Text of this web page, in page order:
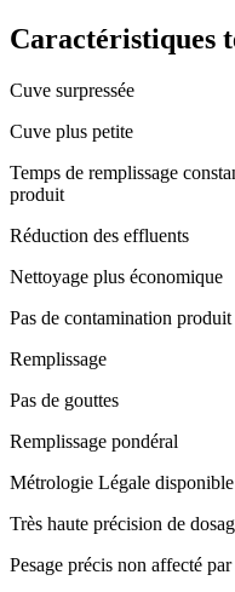
Caractéristiques
Cuve surpressée
Cuve plus petite
Temps de remplissage
produit
Réduction des effluents
Nettoyage plus économique
Pas de contamination
Remplissage
Pas de gouttes
Remplissage pondéral
Métrologie Légale disponible
Très haute précision de
Pesage précis non affecté